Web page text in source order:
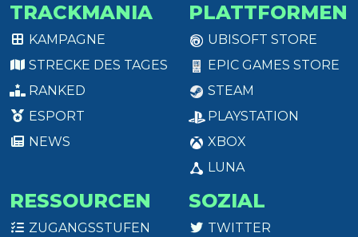
TRACKMANIA
KAMPAGNE
STRECKE DES TAGES
RANKED
ESPORT
NEWS
PLATTFORMEN
UBISOFT STORE
EPIC GAMES STORE
STEAM
PLAYSTATION
XBOX
LUNA
RESSOURCEN
ZUGANGSSTUFEN
SOZIAL
TWITTER